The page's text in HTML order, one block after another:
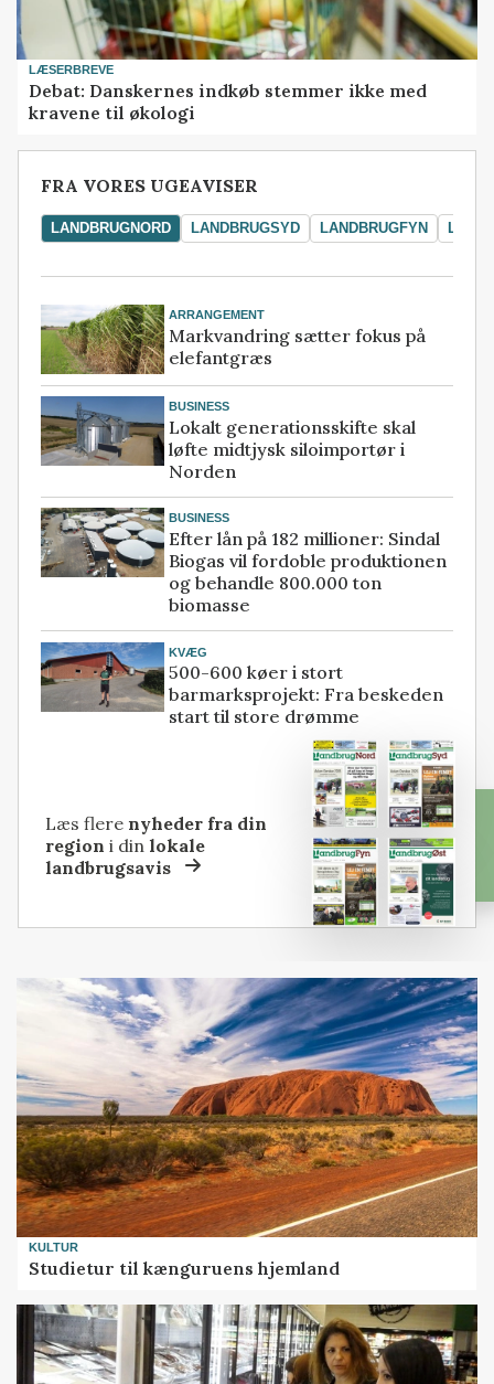
LÆSERBREVE
Debat: Danskernes indkøb stemmer ikke med
kravene til økologi
FRA VORES UGEAVISER
LANDBRUGNORD LANDBRUGSYD LANDBRUGFYN
ARRANGEMENT
Markvandring sætter fokus på
elefantgræs
BUSINESS
Lokalt generationsskifte skal
løfte midtjysk siloimportør i
Norden
BUSINESS
Efter lån på 182 millioner: Sindal
Biogas vil fordoble produktionen
og behandle 800.000 ton
biomasse
KVÆG
500-600 køer i stort
barmarksprojekt: Fra beskeden
start til store drømme
Læs flere nyheder fra din
region i dinlokale
landbrugsavis
KULTUR
Studietur til kænguruens hjemland